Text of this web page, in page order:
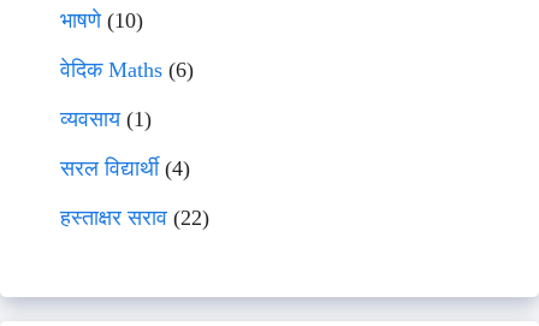
भाषणे(10)
वेदिक Maths (6)
व्यवसाय(1)
सरल विद्यार्थी(4)
हस्ताक्षर सराव (22)